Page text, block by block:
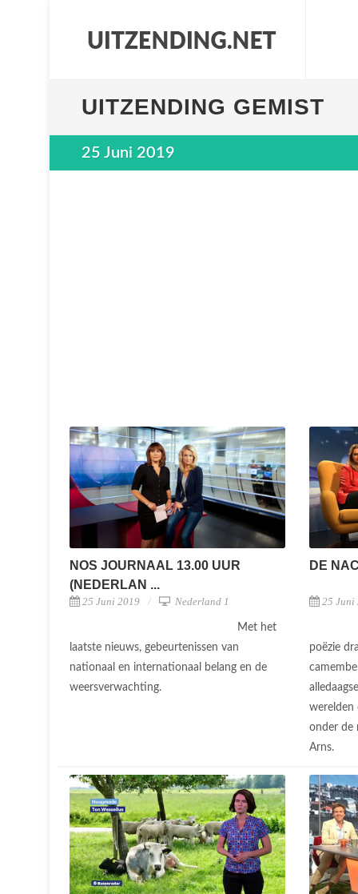
UITZENDING GEMIST
25 Juni 2019
NOS JOURNAAL 13.00 UUR
(NEDERLAN ...
25 Juni 2019 Nederland 1
Met het
laatste nieuws, gebeurtenissen van
nationaal en internationaal belang en de
weersverwachting.
DE
25 Juni
poëzie
werelden
onder de
Arns.